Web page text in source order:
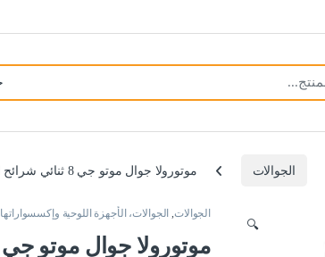
الجوالات موتورولا جوال موتو جي 8 ثنائي شرائح الاتصال بذاكرة روم 64GB وذاكرة RAM 4GB (جي اس ام فقط | بدون سي دي ام ايه) هاتف ذكي 4G/LTE مفتوح من المصنع (ابيض لؤلؤي) – اصدار عالمي
🔍
الجوالات, الجوالات، الأجهزة اللوحية وإكسسواراتها